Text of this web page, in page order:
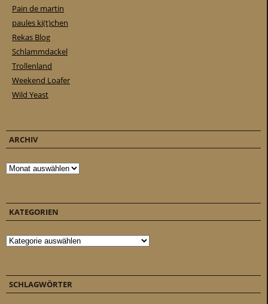
Pain de martin
paules ki(t)chen
Rekas Blog
Schlammdackel
Trollenland
Weekend Loafer
Wild Yeast
ARCHIV
Archiv
KATEGORIEN
Kategorien
SCHLAGWÖRTER